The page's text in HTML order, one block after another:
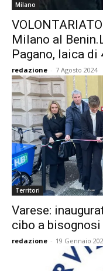
Milano
Milano al
Pagano, laica di
redazione - 7 Agosto 2024
Territori
Varese:
cibo a bisognosi
redazione - 19 Gennaio